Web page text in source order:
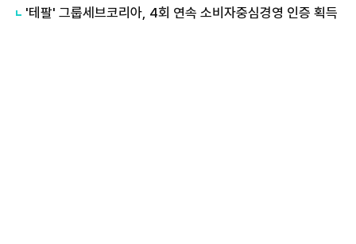
'테팔' 그룹세브코리아, 4회 연속 소비자중심경영 인증 획득